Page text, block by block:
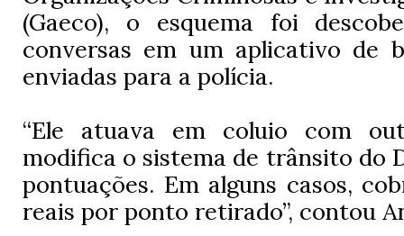
(Gaeco), o esquema foi
conversas em um aplicativo de
enviadas para a polícia.
“Ele atuava em coluio com
modifica o sistema de trânsito do
pontuações. Em alguns casos,
reais por ponto retirado”, contou